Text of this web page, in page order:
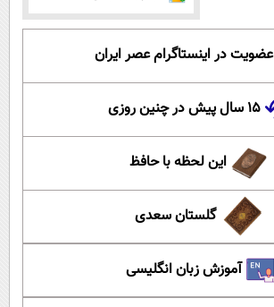
عضویت در اینستاگرام عصر ایران
۱۵ سال پیش در چنین روزی
این لحظه با حافظ
گلستان سعدی
آموزش زبان انگلیسی